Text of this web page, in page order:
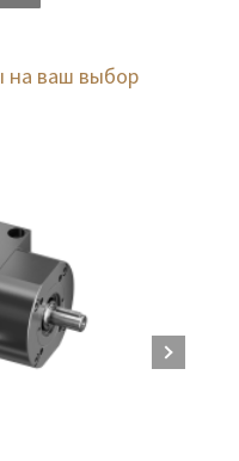
на ваш выбор